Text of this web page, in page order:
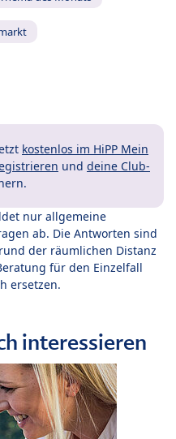
kostenlos im HiPP Mein
und deine Club-
nur allgemeine
ab. Die Antworten sind
der räumlichen Distanz
für den Einzelfall
ersetzen.
interessieren